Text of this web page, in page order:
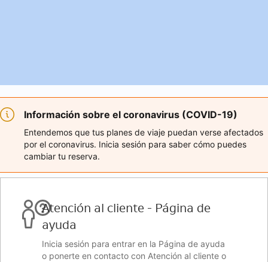
Información sobre el coronavirus (COVID-19)
Entendemos que tus planes de viaje puedan verse afectados
por el coronavirus. Inicia sesión para saber cómo puedes
cambiar tu reserva.
Atención al cliente - Página de
ayuda
Inicia sesión para entrar en la Página de ayuda
o ponerte en contacto con Atención al cliente o